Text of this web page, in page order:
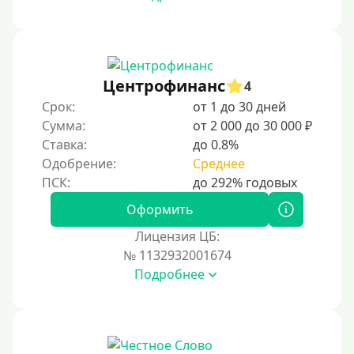
Не выходя из дома
Без посещения офиса
В офисе
В ломбарде
Роботы займов
Онлайн на карту в Telegram
Без списания денег с карты
Денежным переводом
На Яндекс Деньги
Центрофинанс
4
Срок:
от 1 до 30 дней
Сумма:
от 2 000 до 30 000 ₽
Ставка:
до 0.8%
Одобрение:
Среднее
Оформить
Лицензия ЦБ:
№ 1132932001674
Подробнее